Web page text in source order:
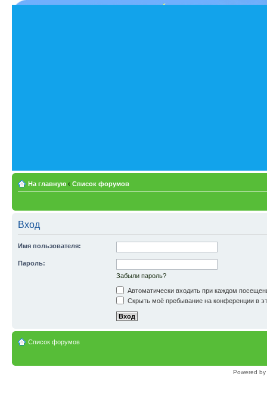
На главную ‹ Список форумов
Вход
Имя пользователя:
Пароль:
Забыли пароль?
Автоматически входить при каждом
Скрыть моё пребывание на конференции в
Список форумов
Powered by